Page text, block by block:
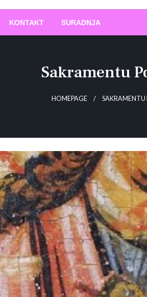
KONTAKT SURADNJA
Sakramentu
HOMEPAGE SAKRAMENTU